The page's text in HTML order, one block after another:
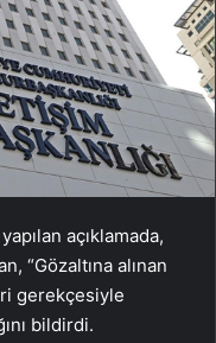
açıklamada,
“Gözaltına alınan
gerekçesiyle
bildirdi.